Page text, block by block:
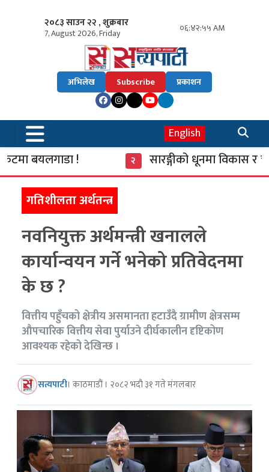
२०८३ साउन २२ , शुक्रबार
7, August 2026, Friday ०६:४२:५६ AM
अभिलेख Subscribe प्रकाशन
English
!
सारङ्गीको धूनमा विकास र चेतना
गतिशीलता अर्थतन्त्र
नवनियुक्त अर्थमन्त्री खनालले
कार्यान्वयन गर्ने भनेको प्रतिवेदनमा
के छ ?
वित्तीय पहुँचको क्षेत्रीय असमानता हटाउँदै ग्रामीण क्षेत्रसम्म
औपचारिक वित्तीय सेवा पुर्याउने दीर्घकालीन दृष्टिकोण
आवश्यक रहेको देखिन्छ ।
सत्यपाटी। काठमाडौं । २०८२ भदौ ३१ गते मंगलबार